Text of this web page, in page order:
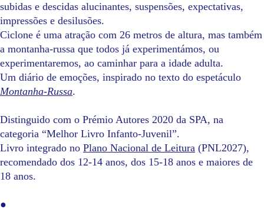
subidas e descidas alucinantes, suspensões, expectativas,
impressões e desilusões.
Ciclone é uma atração com 26 metros de altura, mas também
a montanha-russa que todos já experimentámos, ou
experimentaremos, ao caminhar para a idade adulta.
Um diário de emoções, inspirado no texto do espetáculo
Montanha-Russa.
Distinguido com o Prémio Autores 2020 da SPA, na
categoria “Melhor Livro Infanto-Juvenil”.
Livro integrado no Plano Nacional de Leitura (PNL2027),
recomendado dos 12-14 anos, dos 15-18 anos e maiores de
18 anos.
●